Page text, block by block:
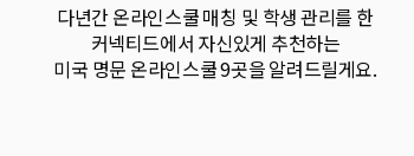
다년간 온라인스쿨 매칭 및 학생 관리를 한
커넥티드에서 자신있게 추천하는
미국 명문 온라인스쿨 9곳을 알려드릴게요.